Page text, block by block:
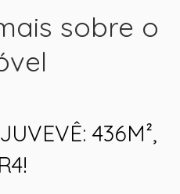
6
fotos
sobre o
436M²,